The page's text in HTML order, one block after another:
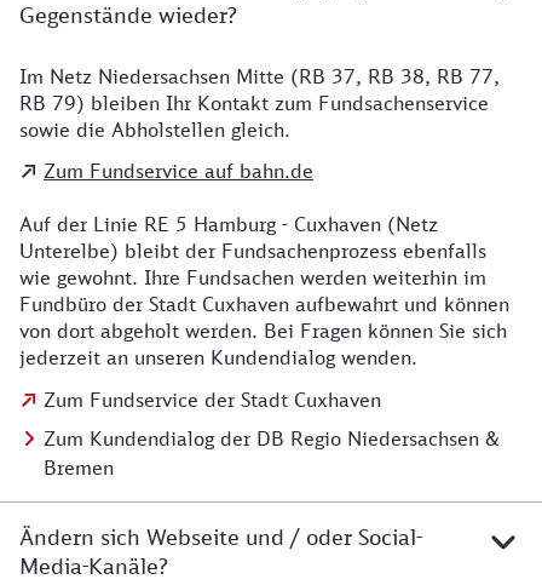
Gegenstände wieder?
Details zu Kontakt
Im Netz Niedersachsen Mitte (RB 37, RB 38, RB 77,
RB 79) bleiben Ihr Kontakt zum Fundsachenservice
sowie die Abholstellen gleich.
Zum Fundservice auf bahn.de
Auf der Linie RE 5 Hamburg - Cuxhaven (Netz
Unterelbe) bleibt der Fundsachenprozess ebenfalls
wie gewohnt. Ihre Fundsachen werden weiterhin im
Fundbüro der Stadt Cuxhaven aufbewahrt und können
von dort abgeholt werden. Bei Fragen können Sie sich
jederzeit an unseren Kundendialog wenden.
Zum Fundservice der Stadt Cuxhaven
Zum Kundendialog der DB Regio Niedersachsen &
Bremen
Ändern sich Webseite und / oder Social-
Media-Kanäle?